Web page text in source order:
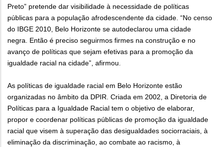
Preto” pretende dar visibilidade à necessidade de políticas
públicas para a população afrodescendente da cidade. “No censo
do IBGE 2010, Belo Horizonte se autodeclarou uma cidade
negra. Então é preciso seguirmos firmes na construção e no
avanço de políticas que sejam efetivas para a promoção da
igualdade racial na cidade”, afirmou.
As políticas de igualdade racial em Belo Horizonte estão
organizadas no âmbito da DPIR. Criada em 2002, a Diretoria de
Políticas para a Igualdade Racial tem o objetivo de elaborar,
propor e coordenar políticas públicas de promoção da igualdade
racial que visem à superação das desigualdades sociorraciais, à
eliminação da discriminação, ao combate ao racismo, à